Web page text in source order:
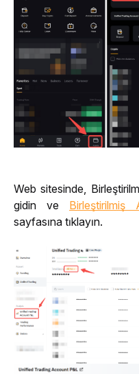
Web sitesinde,
gidin ve Birleştirilmiş
sayfasına tıklayın.